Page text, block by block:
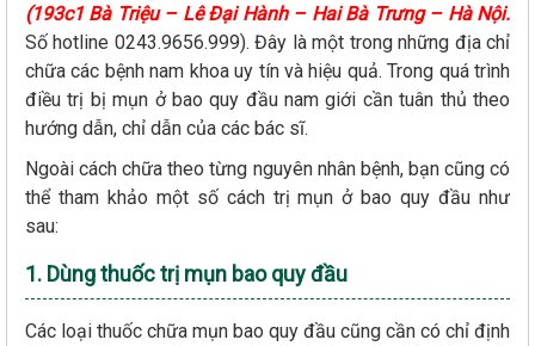
(193c1 Bà Triệu – Lê Đại Hành – Hai Bà Trưng – Hà Nội.
Số hotline 0243.9656.999). Đây là một trong những địa chỉ
chữa các bệnh nam khoa uy tín và hiệu quả. Trong quá trình
điều trị bị mụn ở bao quy đầu nam giới cần tuân thủ theo
hướng dẫn, chỉ dẫn của các bác sĩ.
Ngoài cách chữa theo từng nguyên nhân bệnh, bạn cũng có
thể tham khảo một số cách trị mụn ở bao quy đầu như
sau:
1. Dùng thuốc trị mụn bao quy đầu
Các loại thuốc chữa mụn bao quy đầu cũng cần có chỉ định